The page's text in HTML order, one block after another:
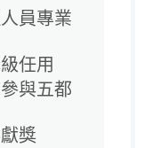
員專業
任用
與五都
獎